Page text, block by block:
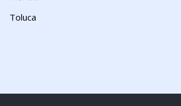
Toluca